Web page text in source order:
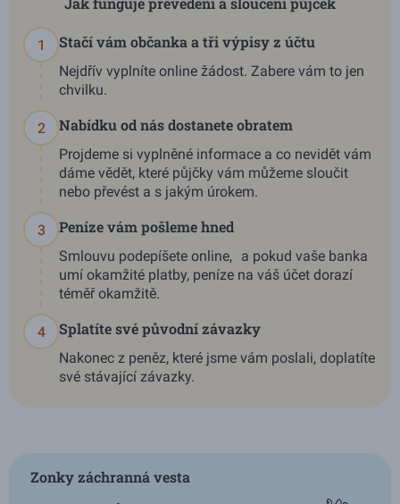
1 Stačí vám občanka a tři výpisy z účtu
Nejdřív vyplníte online žádost. Zabere vám to jen
chvilku.
2 Nabídku od nás dostanete obratem
Projdeme si vyplněné informace a co nevidět vám
dáme vědět, které půjčky vám můžeme sloučit
nebo převést a s jakým úrokem.
3 Peníze vám pošleme hned
Smlouvu podepíšete online, a pokud vaše banka
umí okamžité platby, peníze na váš účet dorazí
téměř okamžitě.
4 Splatíte své původní závazky
Nakonec z peněz, které jsme vám poslali, doplatíte
své stávající závazky.
Zonky záchranná vesta